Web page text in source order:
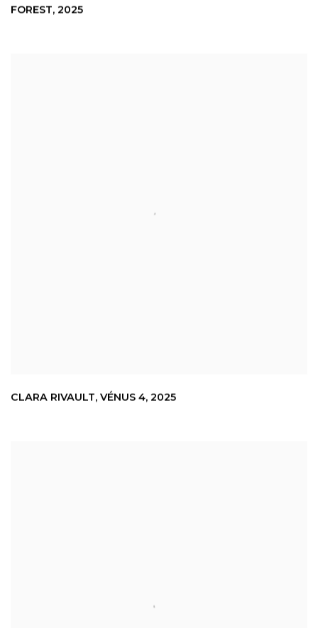
FOREST, 2025
CLARA RIVAULT, VÉNUS 4, 2025